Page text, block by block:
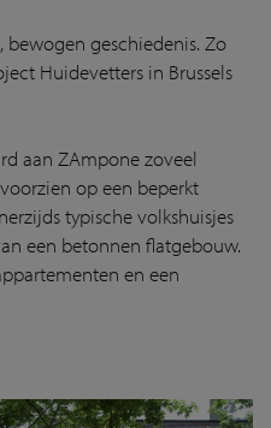
bewogen geschiedenis. Zo
Huidevetters in Brussels
aan ZAmpone zoveel
op een beperkt
typische volkshuisjes
een betonnen flatgebouw.
en een